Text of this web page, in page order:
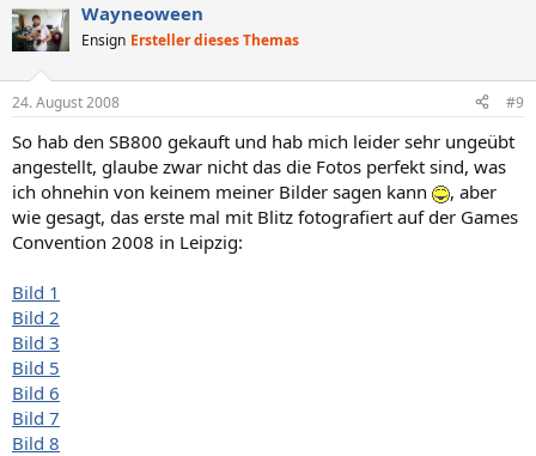
Wayneoween
Ensign Ersteller dieses Themas
24. August 2008 #9
So hab den SB800 gekauft und hab mich leider sehr ungeübt
angestellt, glaube zwar nicht das die Fotos perfekt sind, was
ich ohnehin von keinem meiner Bilder sagen kann
, aber
wie gesagt, das erste mal mit Blitz fotografiert auf der Games
Convention 2008 in Leipzig:
Bild 1
Bild 2
Bild 3
Bild 5
Bild 6
Bild 7
Bild 8